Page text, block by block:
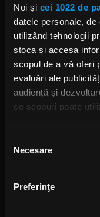
Noi și cei 1022 de
datele personale, de
utilizând tehnologii
stoca și accesa
scopul de a vă oferi
evaluări ale
audiență și
ce scopuri poate
Să colectăm
Să vă
activ după
consimțământului
Necesare
Preferinţe
ROBERT
ROBERT